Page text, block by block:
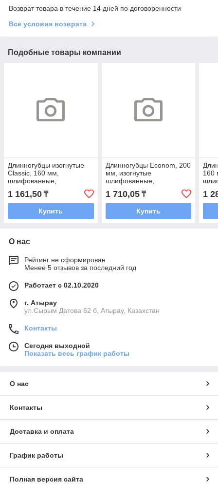
Возврат товара в течение 14 дней по договоренности
Все условия возврата
Подобные товары компании
Длинногубцы изогнутые
Classic, 160 мм,
шлифованные,
пластмассовые рукоятки//
Sparta
1 161,50 ₸
Купить
Длинногубцы Econom, 200
мм, изогнутые
шлифованные,
пластмассовые рукоятки//
Matrix
1 710,05₸
Купить
160
1
О нас
Рейтинг не сформирован
Менее 5 отзывов за последний год
Работает с 02.10.2020
г. Атырау
ул.Сырым Датова 62 б, Атырау, Казахстан
Контакты
Сегодня выходной
Показать весь график работы
О нас
Контакты
Доставка и оплата
График работы
Полная версия сайта